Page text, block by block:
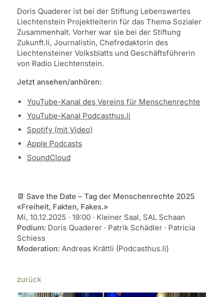
Doris Quaderer ist bei der Stiftung Lebenswertes
Liechtenstein Projektleiterin für das Thema Sozialer
Zusammenhalt. Vorher war sie bei der Stiftung
Zukunft.li, Journalistin, Chefredaktorin des
Liechtensteiner Volksblatts und Geschäftsführerin
von Radio Liechtenstein.
Jetzt ansehen/anhören:
YouTube-Kanal des Vereins für Menschenrechte
YouTube-Kanal Podcasthus.li
Spotify (mit Video)
Apple Podcasts
SoundCloud
📆 Save the Date – Tag der Menschenrechte 2025
«Freiheit, Fakten, Fakes.»
Mi, 10.12.2025 · 19:00 · Kleiner Saal, SAL Schaan
Podium: Doris Quaderer · Patrik Schädler · Patricia
Schiess
Moderation: Andreas Krättli (Podcasthus.li)
zurück